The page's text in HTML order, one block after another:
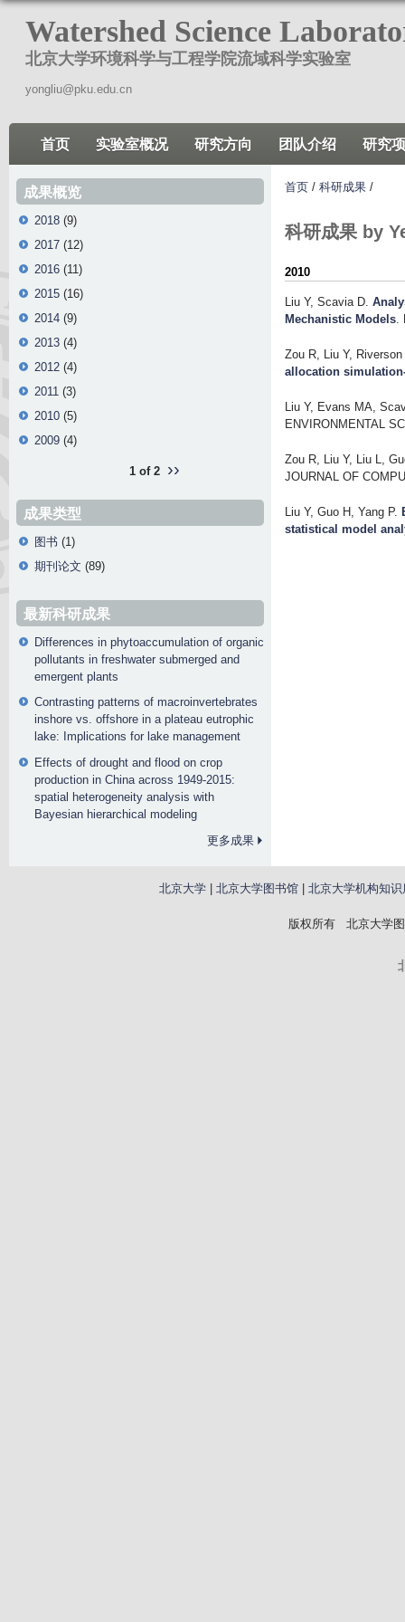
转
主
容
Watershed Science
北京大学环境科学与工程学院流域科学实验室
yongliu@pku.edu.cn
首页 实验室概况 研究方向 团队介绍 研究
首页 / 科研成果 /
科研成果 by
2010
Liu Y, Scavia D
Mechanistic Models
Zou R, Liu Y,
allocation
Liu Y, Evans MA,
ENVIRONMENTAL
Zou R, Liu Y, Liu L,
JOURNAL OF
Liu Y, Guo H, Yang P.
statistical model
成果概览
2018 (9)
2017 (12)
2016 (11)
2015 (16)
2014 (9)
2013 (4)
2012 (4)
2011 (3)
2010 (5)
2009 (4)
1 of 2 ››
成果类型
图书 (1)
期刊论文 (89)
最新科研成果
Differences in phytoaccumulation of organic
pollutants in freshwater submerged and
emergent plants
Contrasting patterns of macroinvertebrates
inshore vs. offshore in a plateau eutrophic
lake: Implications for lake management
Effects of drought and flood on crop
production in China across 1949-2015:
spatial heterogeneity analysis with
Bayesian hierarchical modeling
更多成果
北京大学 北京大学图书馆 北京大学机构知识
版权所有 北京大学